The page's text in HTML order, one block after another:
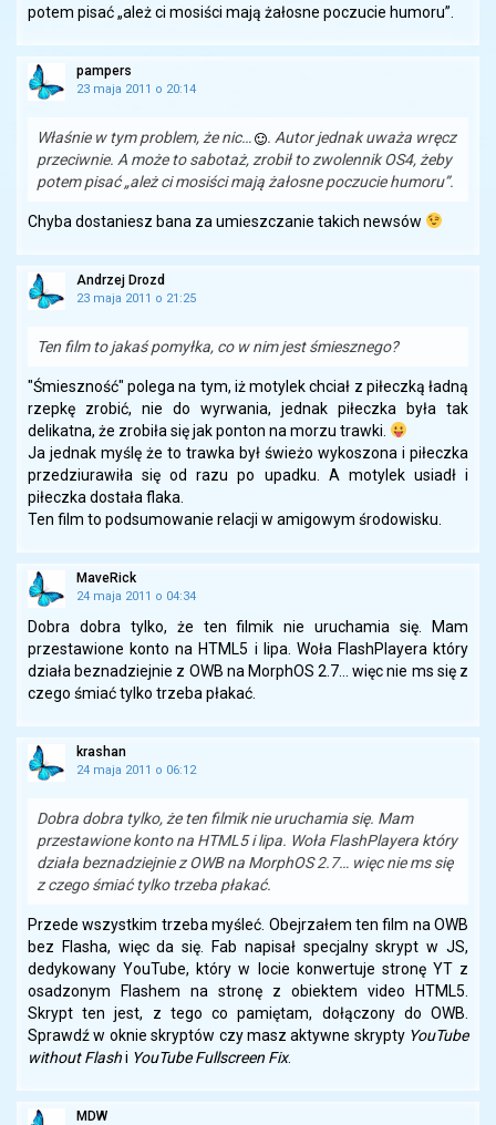
potem pisać „ależ ci mosiści mają żałosne poczucie humoru”.
pampers
23 maja 2011 o 20:14
Właśnie w tym problem, że nic…
. Autor jednak uważa wręcz
przeciwnie. A może to sabotaż, zrobił to zwolennik OS4, żeby
potem pisać „ależ ci mosiści mają żałosne poczucie humoru”.
Chyba dostaniesz bana za umieszczanie takich newsów
Andrzej Drozd
23 maja 2011 o 21:25
Ten film to jakaś pomyłka, co w nim jest śmiesznego?
"Śmieszność" polega na tym, iż motylek chciał z piłeczką ładną
rzepkę zrobić, nie do wyrwania, jednak piłeczka była tak
delikatna, że zrobiła się jak ponton na morzu trawki.
Ja jednak myślę że to trawka był świeżo wykoszona i piłeczka
przedziurawiła się od razu po upadku. A motylek usiadł i
piłeczka dostała flaka.
Ten film to podsumowanie relacji w amigowym środowisku.
MaveRick
24 maja 2011 o 04:34
Dobra dobra tylko, że ten filmik nie uruchamia się. Mam
przestawione konto na HTML5 i lipa. Woła FlashPlayera który
działa beznadziejnie z OWB na MorphOS 2.7… więc nie ms się z
czego śmiać tylko trzeba płakać.
krashan
24 maja 2011 o 06:12
Dobra dobra tylko, że ten filmik nie uruchamia się. Mam
przestawione konto na HTML5 i lipa. Woła FlashPlayera który
działa beznadziejnie z OWB na MorphOS 2.7… więc nie ms się
z czego śmiać tylko trzeba płakać.
Przede wszystkim trzeba myśleć. Obejrzałem ten film na OWB
bez Flasha, więc da się. Fab napisał specjalny skrypt w JS,
dedykowany YouTube, który w locie konwertuje stronę YT z
osadzonym Flashem na stronę z obiektem video HTML5.
Skrypt ten jest, z tego co pamiętam, dołączony do OWB.
Sprawdź w oknie skryptów czy masz aktywne skrypty YouTube
without Flashi YouTube Fullscreen Fix.
MDW